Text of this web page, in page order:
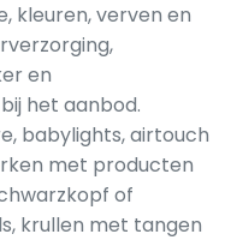
kleuren, verven en
en
het aanbod.
babylights, airtouch
met producten
of
krullen met tangen